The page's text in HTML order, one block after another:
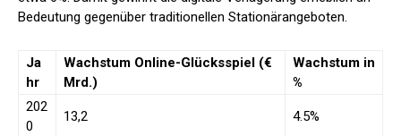
Bedeutung gegenüber traditionellen Stationärangeboten.
Ja
hr
Wachstum Online-Glücksspiel (€
Mrd.)
Wachstum in
%
202
0
13,2 4.5%